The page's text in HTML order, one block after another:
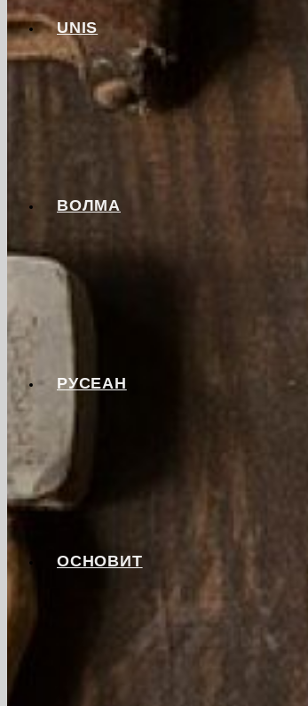
UNIS
ВОЛМА
РУСЕАН
ОСНОВИТ